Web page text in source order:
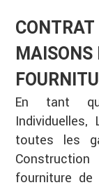
MAISONS
En tant
toutes les
fourniture de